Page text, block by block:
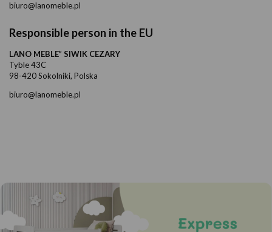
biuro@lanomeble.pl
Responsible person in the EU
LANO MEBLE” SIWIK CEZARY
Tyble 43C
98-420 Sokolniki, Polska
biuro@lanomeble.pl